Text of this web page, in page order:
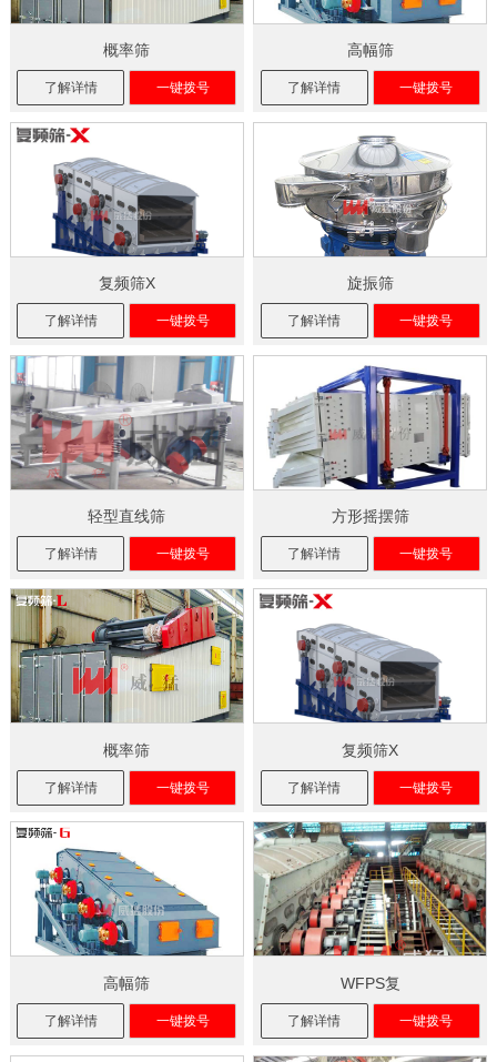
概率筛
了解详情 一键拨号
高幅筛
了解详情 一键拨号
复频筛X
了解详情 一键拨号
旋振筛
了解详情 一键拨号
轻型直线筛
了解详情 一键拨号
方形摇摆筛
了解详情 一键拨号
概率筛
了解详情 一键拨号
复频筛X
了解详情 一键拨号
高幅筛
了解详情 一键拨号
WFPS复
了解详情 一键拨号